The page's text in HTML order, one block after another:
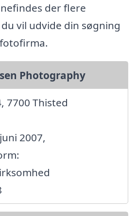
der flere
vil udvide din søgning
Photography
7700 Thisted
2007,